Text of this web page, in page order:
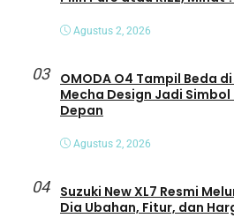
Agustus 2, 2026
03
OMODA O4 Tampil Beda
Mecha Design Jadi
Depan
Agustus 2, 2026
04
Suzuki New XL7 Resmi
Dia Ubahan, Fitur, dan